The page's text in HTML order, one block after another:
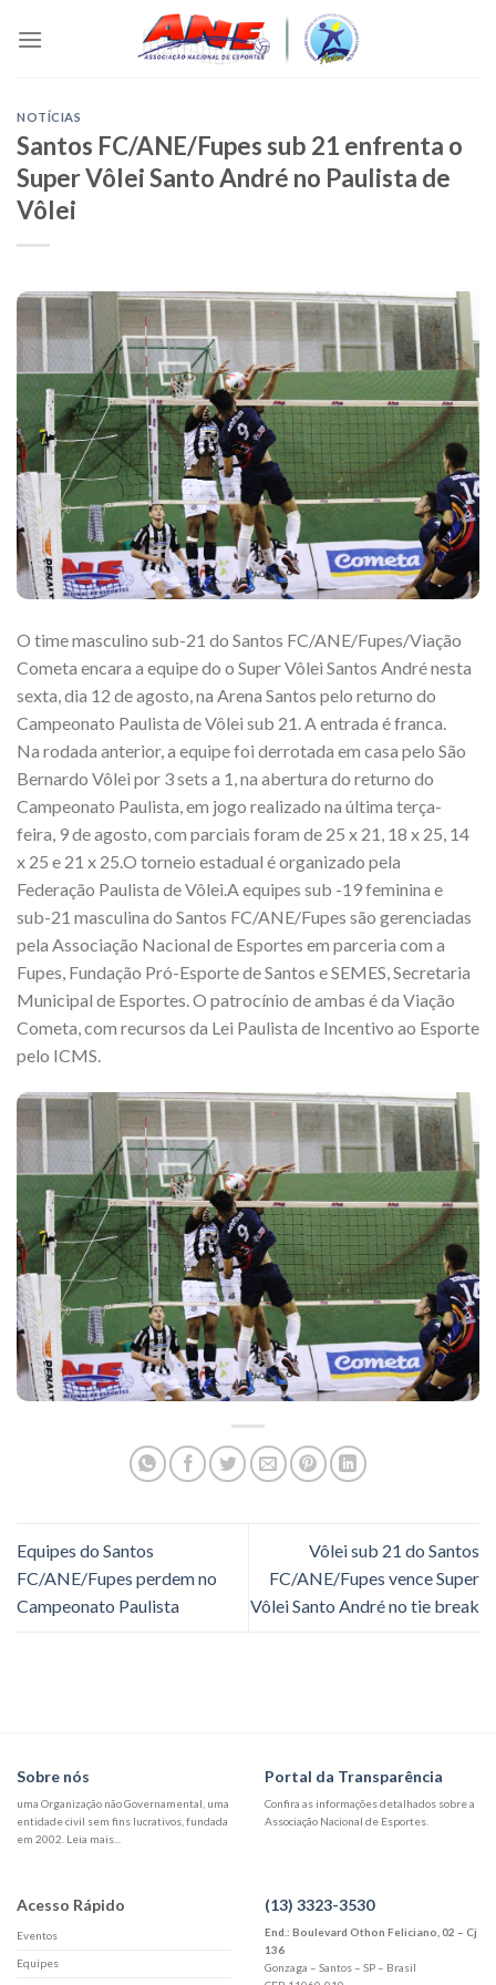
NOTÍCIAS
Santos FC/ANE/Fupes sub 21 enfrenta o
Super Vôlei Santo André no Paulista de
Vôlei
O time masculino sub-21 do Santos FC/ANE/Fupes/Viação
Cometa encara a equipe do o Super Vôlei Santos André nesta
sexta, dia 12 de agosto, na Arena Santos pelo returno do
Campeonato Paulista de Vôlei sub 21. A entrada é franca.
Na rodada anterior, a equipe foi derrotada em casa pelo São
Bernardo Vôlei por 3 sets a 1, na abertura do returno do
Campeonato Paulista, em jogo realizado na última terça-
feira, 9 de agosto, com parciais foram de 25 x 21, 18 x 25, 14
x 25 e 21 x 25.O torneio estadual é organizado pela
Federação Paulista de Vôlei.A equipes sub -19 feminina e
sub-21 masculina do Santos FC/ANE/Fupes são gerenciadas
pela Associação Nacional de Esportes em parceria com a
Fupes, Fundação Pró-Esporte de Santos e SEMES, Secretaria
Municipal de Esportes. O patrocínio de ambas é da Viação
Cometa, com recursos da Lei Paulista de Incentivo ao Esporte
pelo ICMS.
Equipes do Santos
FC/ANE/Fupes perdem no
Campeonato Paulista
Vôlei sub 21 do Santos
FC/ANE/Fupes vence Super
Vôlei Santo André no tie break
Sobre nós
uma Organização não Governamental, uma
entidade civil sem fins lucrativos, fundada
em 2002. Leia mais...
Portal da Transparência
Confira as informações detalhados sobre a
Associação Nacional de Esportes.
Acesso Rápido
Eventos
Equipes
(13) 3323-3530
End.: Boulevard Othon Feliciano, 02 – Cj
136
Gonzaga – Santos – SP – Brasil